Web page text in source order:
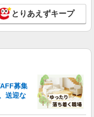
円 ＜日払い有/週払い有/交
含む)＞
詳細を見る
誰かの支えになれる人
円 ＜日払い有/週払い有/交
とりあえずキープ
募集
送迎な